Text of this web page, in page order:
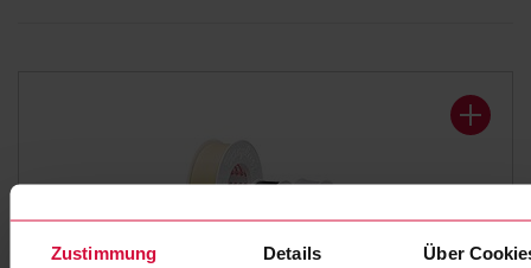
Zustimmung Details Über